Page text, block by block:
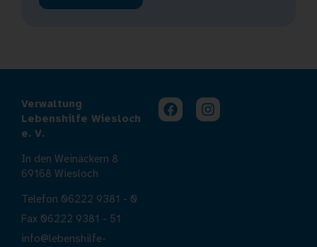
Verwaltung
Lebenshilfe Wiesloch
e. V.
In den Weinäckern 8
69168 Wiesloch
Telefon 06222 9381 - 0
Fax 06222 9381 - 51
info@lebenshilfe-